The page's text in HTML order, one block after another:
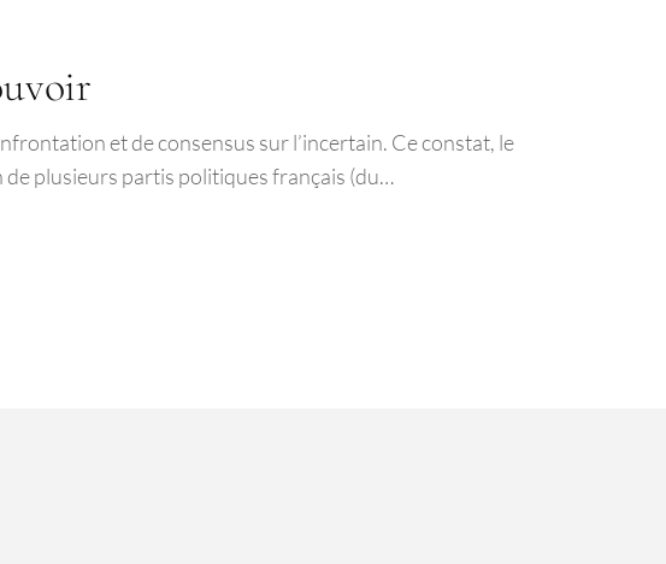
et de consensus sur l’incertain. Ce constat, le
plusieurs partis politiques français (du…